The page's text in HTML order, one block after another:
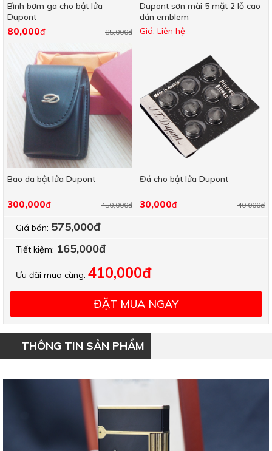
Bình bơm ga cho bật lửa
Dupont
85,000đ
80,000đ
Dupont sơn mài 5 mặt 2 lỗ cao
dán emblem
Giá: Liên hệ
Bao da bật lửa Dupont
450,000đ
300,000đ
Đá cho bật lửa Dupont
40,000đ
30,000đ
Giá bán: 575,000đ
Tiết kiệm: 165,000đ
Ưu đãi mua cùng: 410,000đ
ĐẶT MUA NGAY
THÔNG TIN SẢN PHẨM